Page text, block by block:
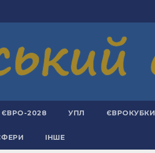
ЄВРО-2028 УПЛ ЄВРОКУБКИ
ІНШЕ